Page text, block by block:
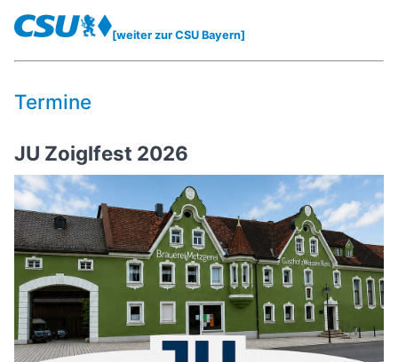
[weiter zur CSU Bayern]
Termine
JU Zoiglfest 2026